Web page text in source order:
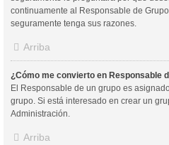
continuamente al Responsable de
seguramente tenga sus razones.
Arriba
¿Cómo me convierto en Responsable
El Responsable de un grupo es
grupo. Si está interesado en crear un
Administración.
Arriba